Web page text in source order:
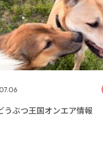
うぶつ王国オンエア情報